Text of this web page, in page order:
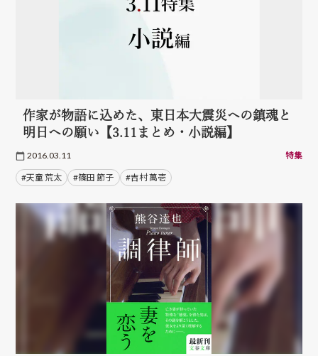
作家が物語に込めた、東日本大震災への鎮魂と
明日への願い【3.11まとめ・小説編】
2016.03.11 特集
#天童 荒太 #篠田 節子 #吉村 萬壱